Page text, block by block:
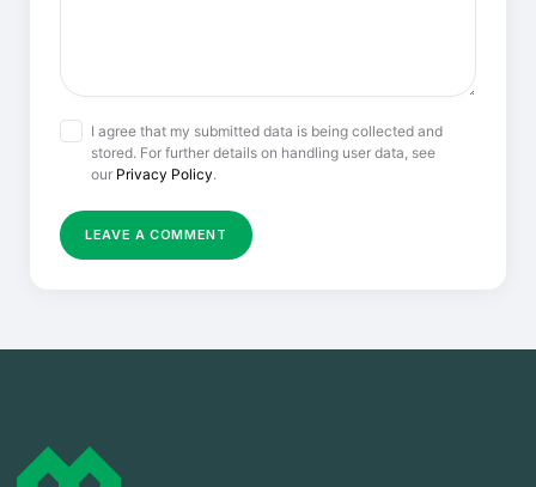
I agree that my submitted data is being collected and
stored. For further details on handling user data, see
our Privacy Policy.